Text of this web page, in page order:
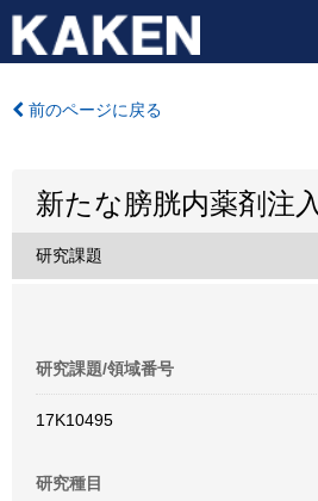
前のページに戻る
新たな膀胱内薬剤注
研究課題
研究課題/領域番号
17K10495
研究種目